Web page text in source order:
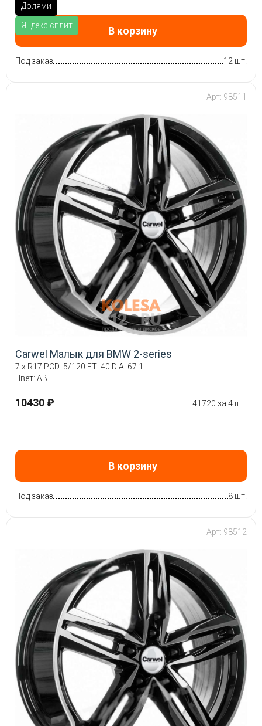
Долями
Яндекс.сплит В корзину
Под заказ 12 шт.
Арт: 98511
Carwel Малык для BMW 2-series
7 x R17 PCD: 5/120 ET: 40 DIA: 67.1
Цвет: AB
10430 ₽ 41720 за 4 шт.
В корзину
Под заказ 8 шт.
Арт: 98512